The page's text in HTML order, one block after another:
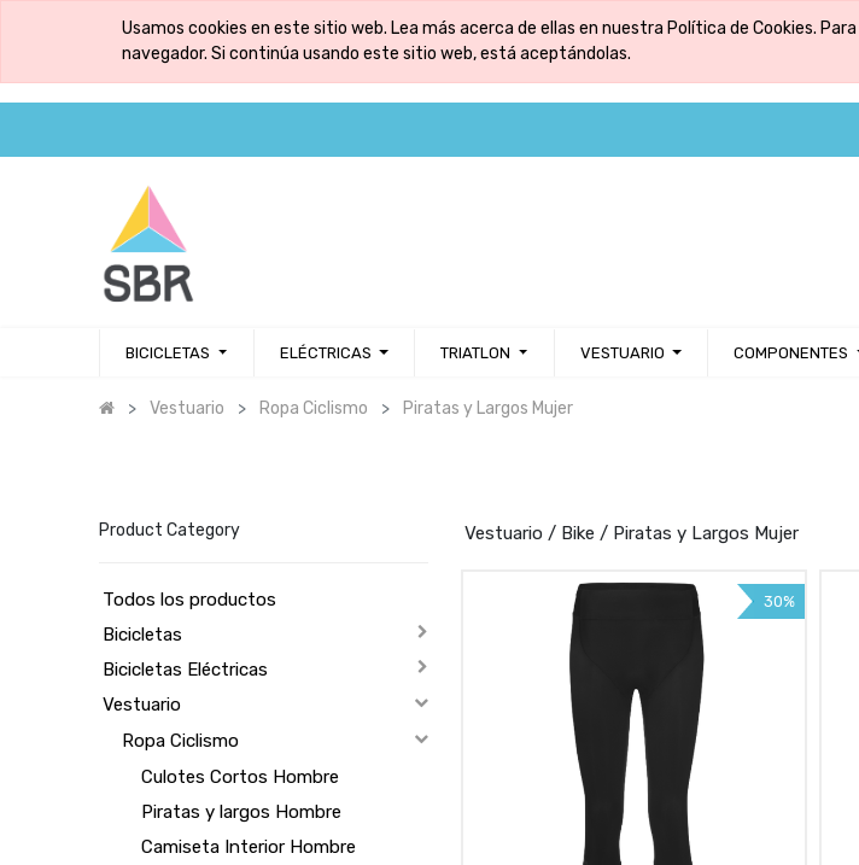
Usamos cookies en este sitio web. Lea más acerca de ellas en nuestra Política de Cookies.
navegador. Si continúa usando este sitio web, está aceptándolas.
BICICLETAS ELÉCTRICAS TRIATLON VESTUARIO COMPONENTES
Vestuario Ropa Ciclismo Piratas y Largos Mujer
Product Category
Todos los productos
Bicicletas
Bicicletas Eléctricas
Vestuario
Ropa Ciclismo
Culotes Cortos Hombre
Piratas y largos Hombre
Camiseta Interior Hombre
Vestuario / Bike / Piratas y Largos Mujer
30%